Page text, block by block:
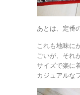
あとは、定番
これも地味に
ごいが、それ
サイズで楽に
カジュアルな